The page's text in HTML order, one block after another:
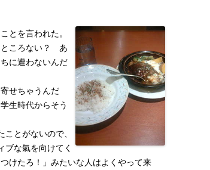
とを言われた。
ところない？ あ
に遭わないんだ
せちゃうんだ
生時代からそう
とがないので、
な氣を向けてく
けたろ！」みたいな人はよくやって来